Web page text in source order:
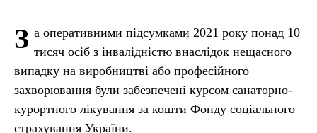
З а оперативними підсумками 2021 року понад 10
тисяч осіб з інвалідністю внаслідок нещасного
випадку на виробництві або професійного
захворювання були забезпечені курсом санаторно-
курортного лікування за кошти Фонду соціального
страхування України.